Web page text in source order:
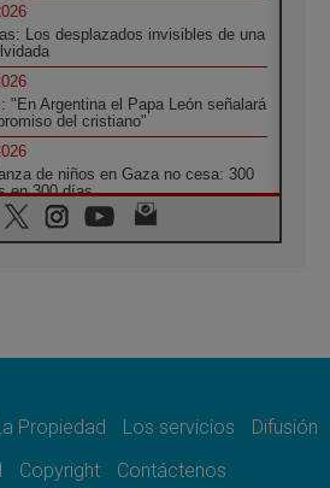
Los desplazados invisibles de una
"En Argentina el Papa León señalará
del cristiano"
de niños en Gaza no cesa: 300
en 300 días
guerra desfigura el mundo, solo la
al servicio del Evangelio
2026, dar voz a las religiosas en el
Propiedad Los servicios
Difusión
Copyright Contáctenos